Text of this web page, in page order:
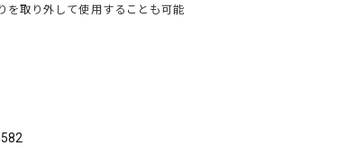
を取り外して使用することも可能